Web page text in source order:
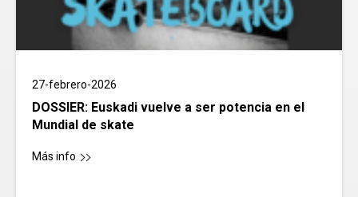
27-febrero-2026
DOSSIER: Euskadi vuelve a ser potencia en el
Mundial de skate
Más info